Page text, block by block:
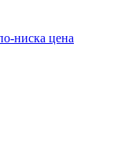
ниска цена